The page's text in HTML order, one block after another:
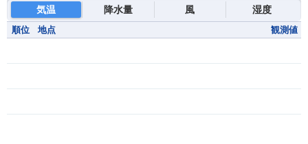
気温 降水量 風 湿度
順位 地点 観測値